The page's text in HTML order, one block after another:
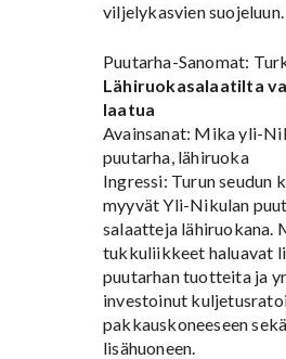
viljelykasvien suojeluun.
Puutarha-Sanomat:
Lähiruokasalaatilta
laatua
Avainsanat: Mika yli-
puutarha, lähiruoka
Ingressi: Turun seudun
myyvät Yli-Nikulan
salaatteja lähiruokana.
tukkuliikkeet haluavat
puutarhan tuotteita ja
investoinut
pakkauskoneeseen
lisähuoneen.